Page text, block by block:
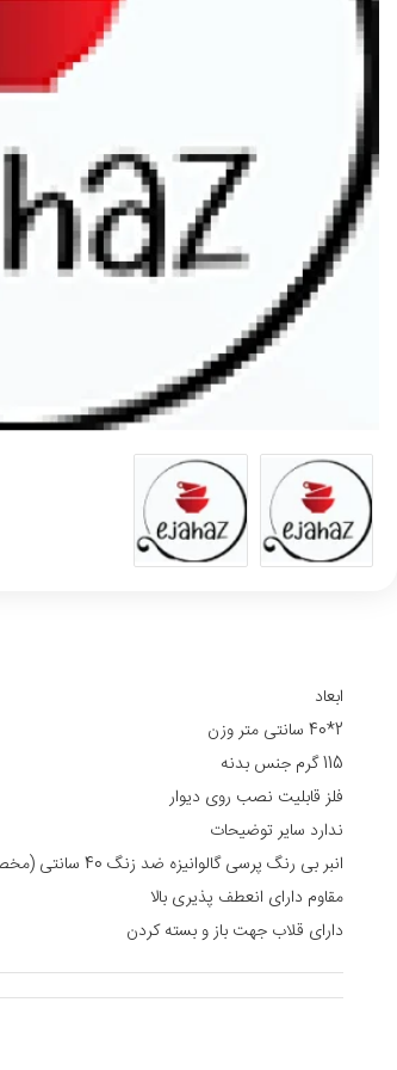
ابعاد
2*40 سانتی متر وزن
115 گرم جنس بدنه
فلز قابلیت نصب روی دیوار
ندارد سایر توضیحات
انبر بی رنگ پرسی گالوانیزه ضد زنگ 40 سانتی (مخصوص منقل) ضد زنگ
مقاوم دارای انعطف پذیری بالا
دارای قلاب جهت باز و بسته کردن